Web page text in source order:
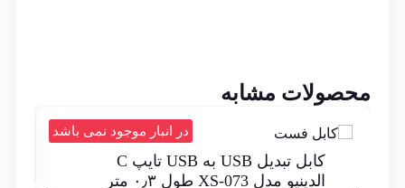
محصولات مشابه
در انبار موجود نمی باشد
کابل تبدیل USB به USB تایپ C
الدینیو مدل XS-073 طول ۰٫۳ متر